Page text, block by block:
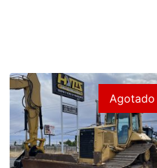
Agotado